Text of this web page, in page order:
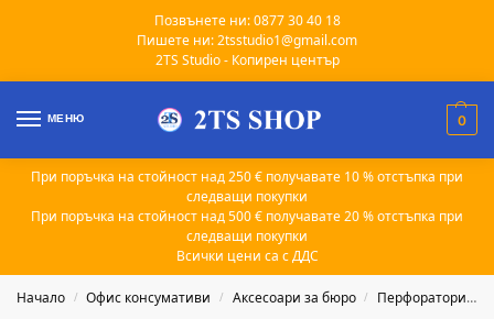
Позвънете ни: 0877 30 40 18
Пишете ни: 2tsstudio1@gmail.com
2TS Studio - Копирен център
МЕНЮ 0
При поръчка на стойност над 250 € получавате 10 % отстъпка при
следващи покупки
При поръчка на стойност над 500 € получавате 20 % отстъпка при
следващи покупки
Всички цени са с ДДС
Начало / Офис консумативи / Аксесоари за бюро / Перфоратори за хартия